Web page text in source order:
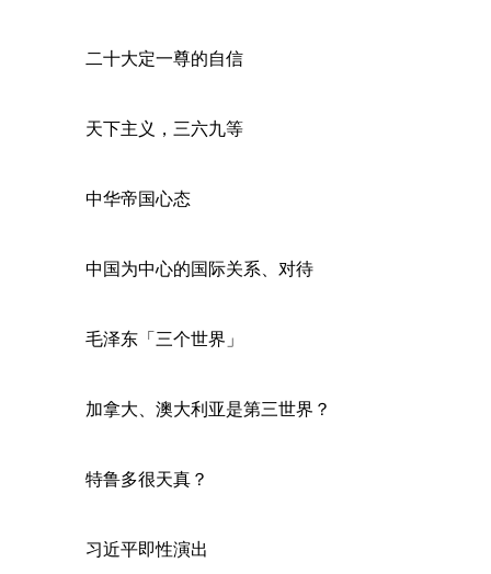
二十大定一尊的自信
天下主义，三六九等
中华帝国心态
中国为中心的国际关系、对待
毛泽东「三个世界」
加拿大、澳大利亚是第三世界？
特鲁多很天真？
习近平即性演出